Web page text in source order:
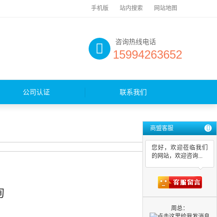
手机版 站内搜索 网站地图
咨询热线电话
15994263652
公司认证 联系我们
商盟客服
您好，欢迎莅临我们
的网站，欢迎咨询...
周总：